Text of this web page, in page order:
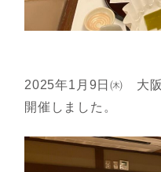
2025年1月9日㈭ 大阪
開催しました。